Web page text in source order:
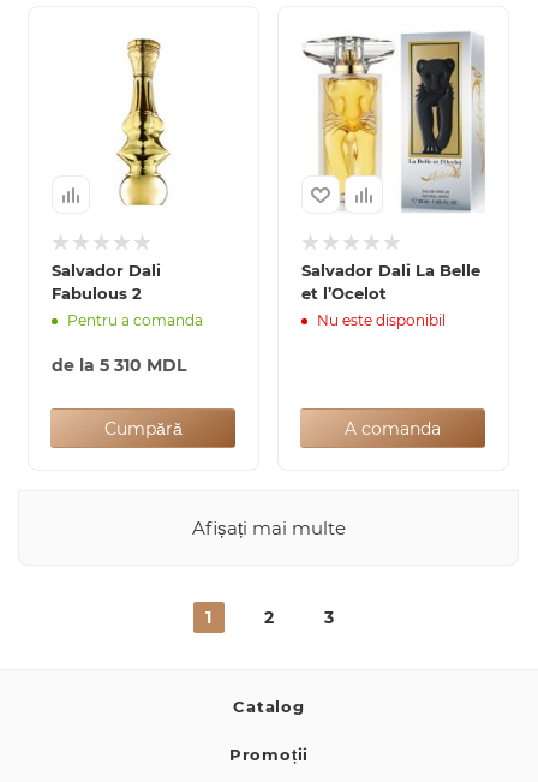
Salvador Dali
Fabulous 2
Pentru a comanda
de la 5 310 MDL
Cumpără
Salvador Dali La Belle
et l’Ocelot
Nu este disponibil
A comanda
Afișați mai multe
1 2 3
Catalog
Promoții